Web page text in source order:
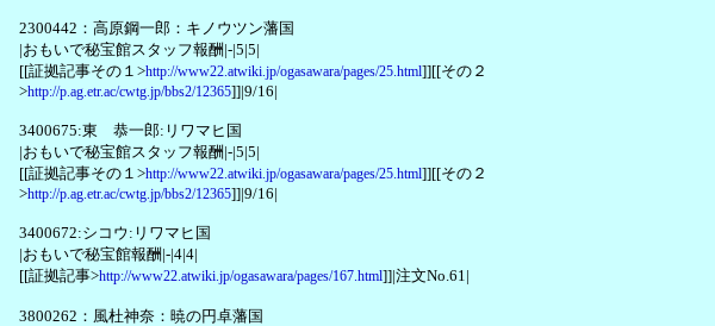
2300442：高原鋼一郎：キノウツン藩国
|おもいで秘宝館スタッフ報酬|-|5|5|
[[証拠記事その１>http://www22.atwiki.jp/ogasawara/pages/25.html]][[その２
>http://p.ag.etr.ac/cwtg.jp/bbs2/12365]]|9/16|
3400675:東 恭一郎:リワマヒ国
|おもいで秘宝館スタッフ報酬|-|5|5|
[[証拠記事その１>http://www22.atwiki.jp/ogasawara/pages/25.html]][[その２
>http://p.ag.etr.ac/cwtg.jp/bbs2/12365]]|9/16|
3400672:シコウ:リワマヒ国
|おもいで秘宝館報酬|-|4|4|
[[証拠記事>http://www22.atwiki.jp/ogasawara/pages/167.html]]|注文No.61|
3800262：風杜神奈：暁の円卓藩国